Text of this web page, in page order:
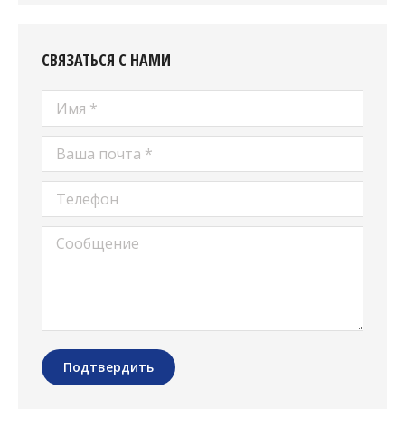
СВЯЗАТЬСЯ С НАМИ
Имя *
Ваша почта *
Телефон
Сообщение
Подтвердить